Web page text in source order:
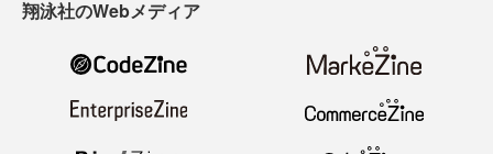
翔泳社のWebメディア